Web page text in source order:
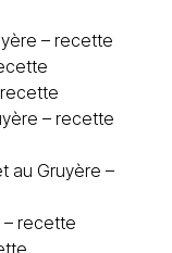
– recette
– recette
au Gruyère –
– recette